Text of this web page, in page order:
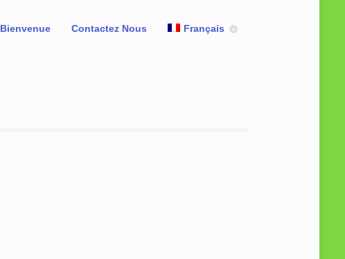
Bienvenue Contactez Nous Français